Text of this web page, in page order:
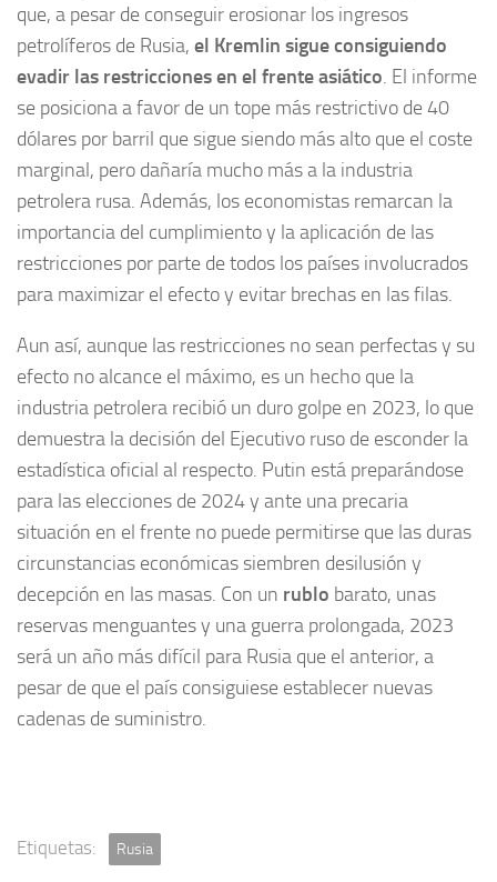
que, a pesar de conseguir erosionar los ingresos
petrolíferos de Rusia, el Kremlin sigue consiguiendo
evadir las restricciones en el frente asiático. El informe
se posiciona a favor de un tope más restrictivo de 40
dólares por barril que sigue siendo más alto que el coste
marginal, pero dañaría mucho más a la industria
petrolera rusa. Además, los economistas remarcan la
importancia del cumplimiento y la aplicación de las
restricciones por parte de todos los países involucrados
para maximizar el efecto y evitar brechas en las filas.
Aun así, aunque las restricciones no sean perfectas y su
efecto no alcance el máximo, es un hecho que la
industria petrolera recibió un duro golpe en 2023, lo que
demuestra la decisión del Ejecutivo ruso de esconder la
estadística oficial al respecto. Putin está preparándose
para las elecciones de 2024 y ante una precaria
situación en el frente no puede permitirse que las duras
circunstancias económicas siembren desilusión y
decepción en las masas. Con un rublo barato, unas
reservas menguantes y una guerra prolongada, 2023
será un año más difícil para Rusia que el anterior, a
pesar de que el país consiguiese establecer nuevas
cadenas de suministro.
Etiquetas: Rusia